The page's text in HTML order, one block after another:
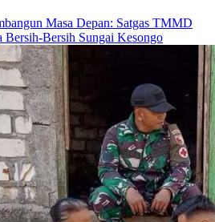
Masa Depan: Satgas TMMD
Bersih-Bersih Sungai Kesongo